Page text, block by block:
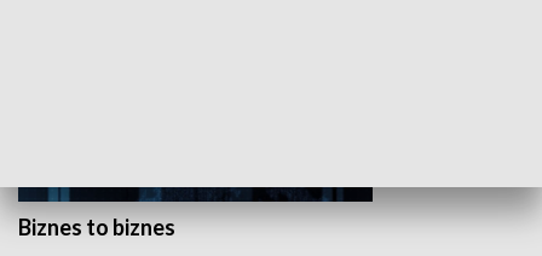
Biznes to biznes